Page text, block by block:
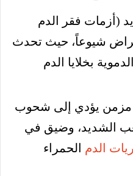
(أزمات فقر الدم
شيوعاً، حيث تحدث
بخلايا الدم
يؤدي إلى شحوب
الشديد، وضيق في
الدم الحمراء